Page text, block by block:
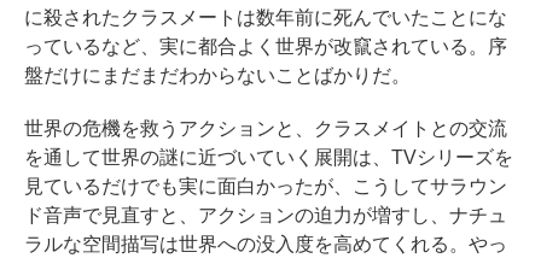
に殺されたクラスメートは数年前に死んでいたことにな
っているなど、実に都合よく世界が改竄されている。序
盤だけにまだまだわからないことばかりだ。
世界の危機を救うアクションと、クラスメイトとの交流
を通して世界の謎に近づいていく展開は、TVシリーズを
見ているだけでも実に面白かったが、こうしてサラウン
ド音声で見直すと、アクションの迫力が増すし、ナチュ
ラルな空間描写は世界への没入度を高めてくれる。やっ